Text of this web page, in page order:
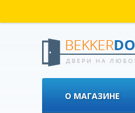
О МАГАЗИНЕ